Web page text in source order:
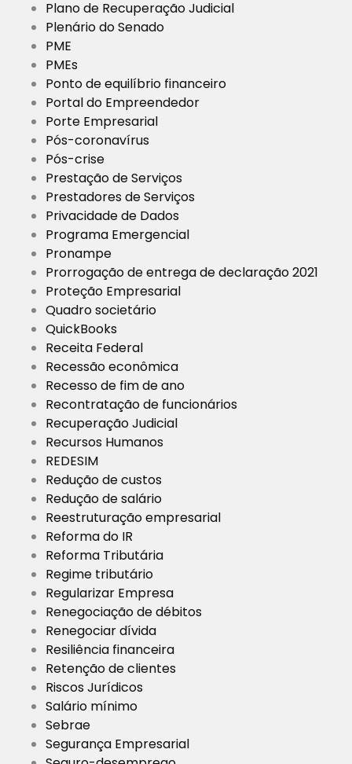
Plano de Recuperação Judicial
Plenário do Senado
PME
PMEs
Ponto de equilíbrio financeiro
Portal do Empreendedor
Porte Empresarial
Pós-coronavírus
Pós-crise
Prestação de Serviços
Prestadores de Serviços
Privacidade de Dados
Programa Emergencial
Pronampe
Prorrogação de entrega de declaração 2021
Proteção Empresarial
Quadro societário
QuickBooks
Receita Federal
Recessão econômica
Recesso de fim de ano
Recontratação de funcionários
Recuperação Judicial
Recursos Humanos
REDESIM
Redução de custos
Redução de salário
Reestruturação empresarial
Reforma do IR
Reforma Tributária
Regime tributário
Regularizar Empresa
Renegociação de débitos
Renegociar dívida
Resiliência financeira
Retenção de clientes
Riscos Jurídicos
Salário mínimo
Sebrae
Segurança Empresarial